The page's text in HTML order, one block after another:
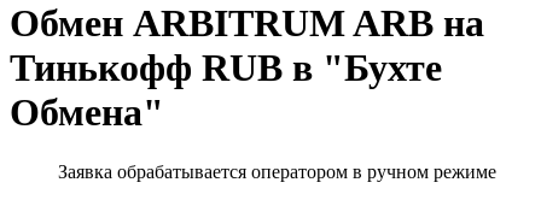
Обмен ARBITRUM ARB на
Тинькофф RUB в "Бухте
Обмена"
Заявка обрабатывается оператором в ручном режиме